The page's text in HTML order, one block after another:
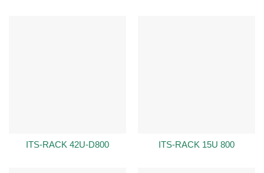
ITS-RACK 42U-D800 ITS-RACK 15U 800